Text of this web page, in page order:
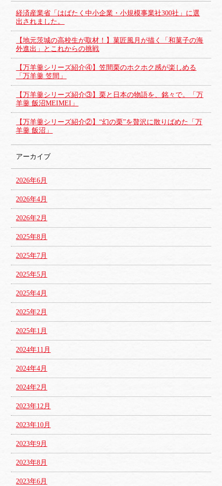
経済産業省「はばたく中小企業・小規模事業社300社」に選
出されました。
【地元茨城の高校生が取材！】菓匠風月が描く「和菓子の海
外進出」とこれからの挑戦
【万羊羹シリーズ紹介④】笠間栗のホクホク感が楽しめる
「万羊羹 笠間」
【万羊羹シリーズ紹介③】栗と日本の物語を、銘々で。「万
羊羹 飯沼MEIMEI」
【万羊羹シリーズ紹介②】“幻の栗”を贅沢に散りばめた「万
羊羹 飯沼」
アーカイブ
2026年6月
2026年4月
2026年2月
2025年8月
2025年7月
2025年5月
2025年4月
2025年2月
2025年1月
2024年11月
2024年4月
2024年2月
2023年12月
2023年10月
2023年9月
2023年8月
2023年6月